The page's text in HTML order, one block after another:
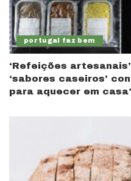
portugal faz bem
‘Refeições
‘sabores caseiros’
para aquecer em